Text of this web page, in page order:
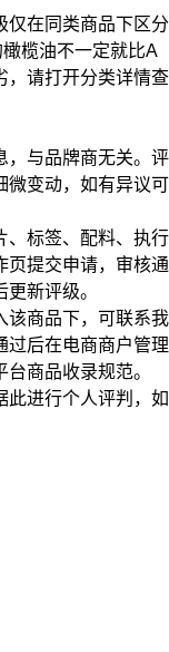
仅在 同类商品下区分
榄油不一定就比A
，请打开分类详情查
与品牌商无关。评
微变动，如有异议可
、标签、配料、执行
页提交申请，审核通
新评级。
该商品下，可联系我
过后在电商商户管理
商品收录规范。
此进行个人评判，如